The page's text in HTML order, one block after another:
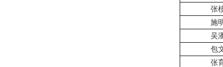
张
施
吴
包
张